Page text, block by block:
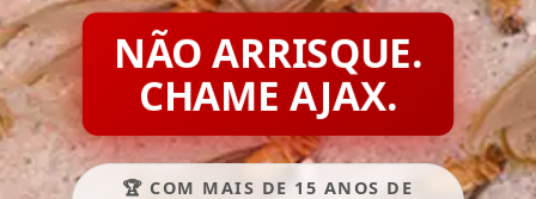
NÃO ARRISQUE.
CHAME AJAX.
🏆 COM MAIS DE 15 ANOS DE